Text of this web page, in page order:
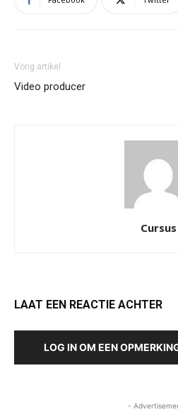
Vorig artikel
Video producer
Cursus
LAAT EEN REACTIE ACHTER
LOG IN OM EEN
-